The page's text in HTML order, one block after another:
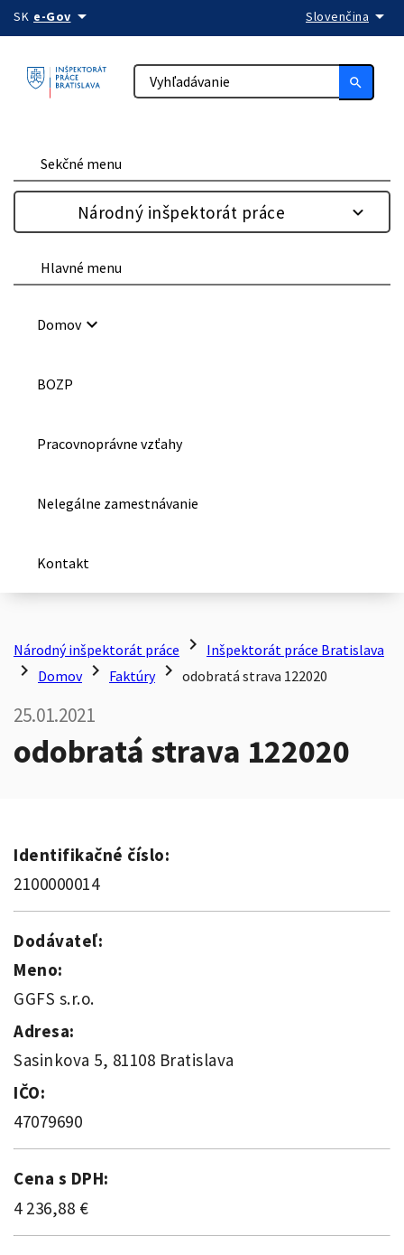
Preskočiť na obsah
SK e-Govarrow_drop_down Slovenčina arrow_drop_down
search
Sekčné menu
Národný inšpektorát práce
Hlavné menu
Domovkeyboard_arrow_down
BOZP
Pracovnoprávne vzťahy
Nelegálne zamestnávanie
Kontakt
Národný inšpektorát práce chevron_right Inšpektorát práce Bratislava
chevron_right Domov chevron_right Faktúry chevron_right odobratá strava 122020
25.01.2021
odobratá strava 122020
Identifikačné číslo:
2100000014
Dodávateľ:
Meno:
GGFS s.r.o.
Adresa:
Sasinkova 5, 81108 Bratislava
IČO:
47079690
Cena s DPH:
4 236,88 €